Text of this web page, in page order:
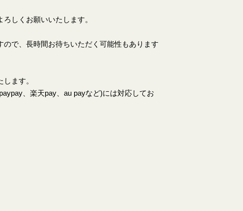
しくお願いいたします。
で、長時間お待ちいただく可能性もあります
ます。
、楽天pay、au payなど)には対応してお